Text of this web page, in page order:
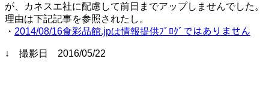
が、カネスエ社に配慮して前日までアップしませんでした。
理由は下記記事を参照されたし。
・ 2014/08/16食彩品館.jpは情報提供ﾌﾞﾛｸﾞではありません
↓ 撮影日 2016/05/22